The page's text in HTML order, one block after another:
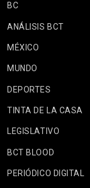
BC
ANÁLISIS BCT
MÉXICO
MUNDO
DEPORTES
TINTA DE LA CASA
LEGISLATIVO
BCT BLOOD
PERIÓDICO DIGITAL